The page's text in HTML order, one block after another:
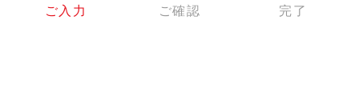
ご入力 ご確認 完了